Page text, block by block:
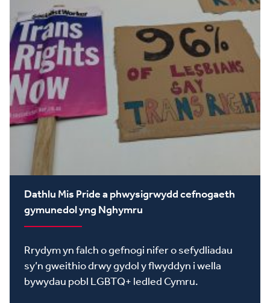
Dathlu Mis Pride a phwysigrwydd cefnogaeth
gymunedol yng Nghymru
Rrydym yn falch o gefnogi nifer o sefydliadau
sy’n gweithio drwy gydol y flwyddyn i wella
bywydau pobl LGBTQ+ ledled Cymru.